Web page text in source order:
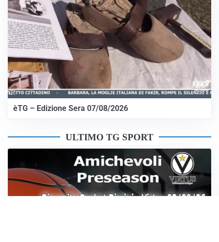
èTG – Edizione Sera 07/08/2026
ULTIMO TG SPORT